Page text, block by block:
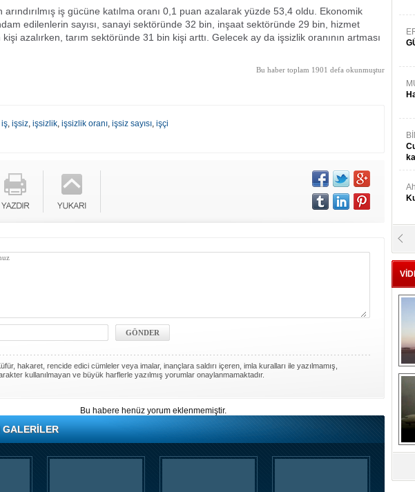
iş gücüne katılma oranı 0,1 puan azalarak yüzde 53,4 oldu. Ekonomik
edilenlerin sayısı, sanayi sektöründe 32 bin, inşaat sektöründe 29 bin, hizmet
azalırken, tarım sektöründe 31 bin kişi arttı. Gelecek ay da işsizlik oranının artması
Bu haber toplam 1901 defa okunmuştur
iş, işsiz, işsizlik, işsizlik oranı, işsiz sayısı, işçi
hakaret, rencide edici cümleler veya imalar, inançlara saldırı içeren, imla kuralları ile yazılmamış,
kullanılmayan ve büyük harflerle yazılmış yorumlar onaylanmamaktadır.
Bu habere henüz yorum eklenmemiştir.
GALERİLER